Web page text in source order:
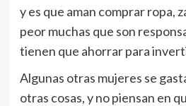
y es que aman comprar ropa,
peor muchas que son
tienen que ahorrar para
Algunas otras mujeres se
otras cosas, y no piensan en